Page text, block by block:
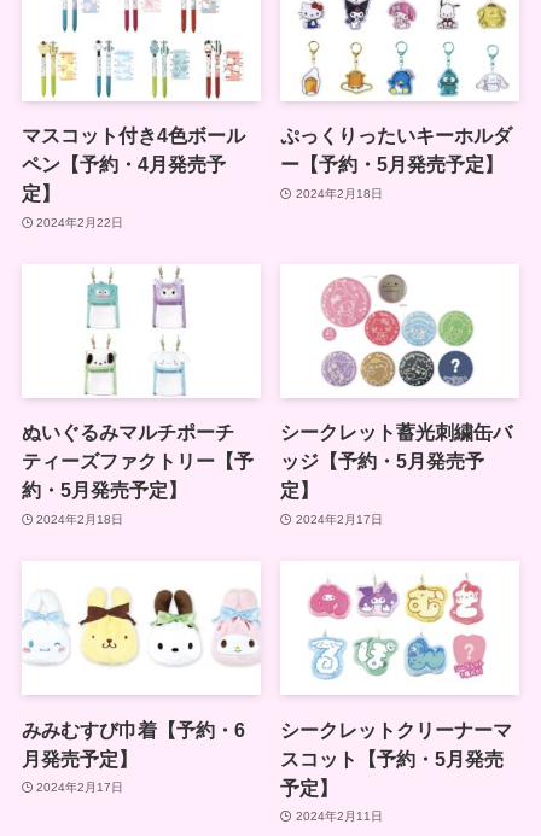
マスコット付き4色ボール
ペン【予約・4月発売予
定】
2024年2月22日
ぷっくりったいキーホルダ
ー【予約・5月発売予定】
2024年2月18日
ぬいぐるみマルチポーチ
ティーズファクトリー【予
約・5月発売予定】
2024年2月18日
シークレット蓄光刺繍缶バ
ッジ【予約・5月発売予
定】
2024年2月17日
みみむすび巾着【予約・6
月発売予定】
2024年2月17日
シークレットクリーナーマ
スコット【予約・5月発売
予定】
2024年2月11日